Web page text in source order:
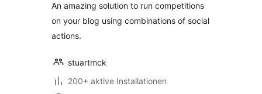
An amazing solution to run competitions
on your blog using combinations of social
actions.
stuartmck
200+ aktive Installationen